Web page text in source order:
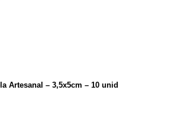
Artesanal – 3,5x5cm – 10 unid